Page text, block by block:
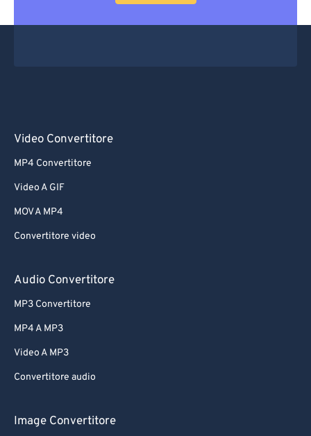
Video Convertitore
MP4 Convertitore
Video A GIF
MOV A MP4
Convertitore video
Audio Convertitore
MP3 Convertitore
MP4 A MP3
Video A MP3
Convertitore audio
Image Convertitore